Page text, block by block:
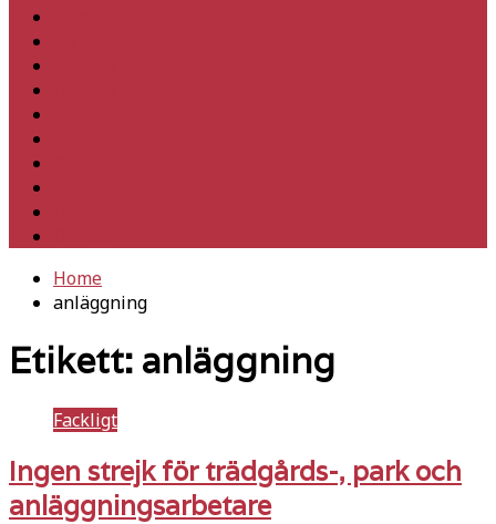
Home
anläggning
Etikett: anläggning
Fackligt
Ingen strejk för trädgårds-, park och
anläggningsarbetare